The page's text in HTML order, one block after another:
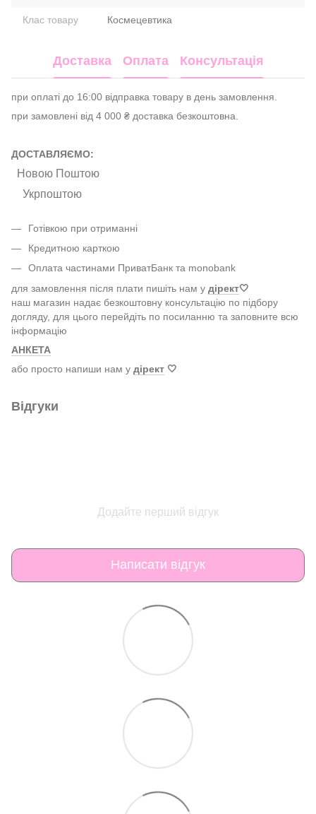
Клас товару Космецевтика
Доставка Оплата Консультація
при оплаті до 16:00 відправка товару в день замовлення.
при замовлені від 4 000 ₴ доставка безкоштовна.
ДОСТАВЛЯЄМО:
Новою Поштою
Укрпоштою
Готівкою при отриманні
Кредитною карткою
Оплата частинами ПриватБанк та monobank
для замовлення після плати пишіть нам у дірект🤍
наш магазин надає безкоштовну консультацію по підбору
догляду, для цього перейдіть по посиланню та заповните всю
інформацію
АНКЕТА
або просто напиши нам у дірект 🤍
Відгуки
Додайте перший відгук
Написати відгук